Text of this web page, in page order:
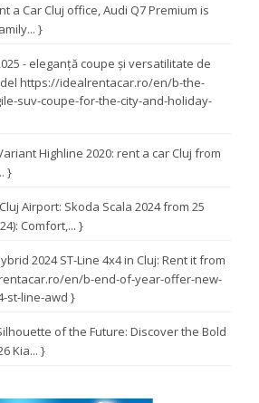
a Car Cluj office, Audi Q7 Premium is
}
- eleganță coupe și versatilitate de
https://idealrentacar.ro/en/b-the-
suv-coupe-for-the-city-and-holiday-
Highline 2020: rent a car Cluj from
}
Airport: Skoda Scala 2024 from 25
Comfort,... }
2024 ST-Line 4x4 in Cluj: Rent it from
en/b-end-of-year-offer-new-
st-line-awd }
of the Future: Discover the Bold
Kia... }